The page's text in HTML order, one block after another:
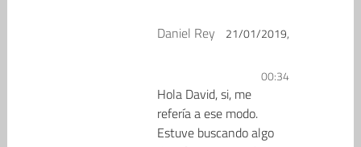
Daniel Rey 21/01/2019,
00:34
Hola David, si, me
refería a ese modo.
Estuve buscando algo